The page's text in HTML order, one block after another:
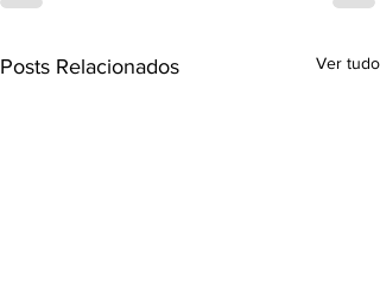
Posts Relacionados Ver tudo